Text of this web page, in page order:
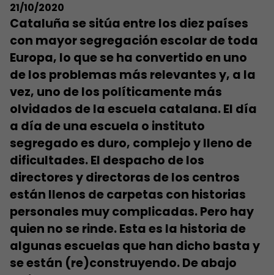
21/10/2020
Cataluña se sitúa entre los diez países
con mayor segregación escolar de toda
Europa, lo que se ha convertido en uno
de los problemas más relevantes y, a la
vez, uno de los políticamente más
olvidados de la escuela catalana. El día
a día de una escuela o instituto
segregado es duro, complejo y lleno de
dificultades. El despacho de los
directores y directoras de los centros
están llenos de carpetas con historias
personales muy complicadas. Pero hay
quien no se rinde. Esta es la historia de
algunas escuelas que han dicho basta y
se están (re)construyendo. De abajo